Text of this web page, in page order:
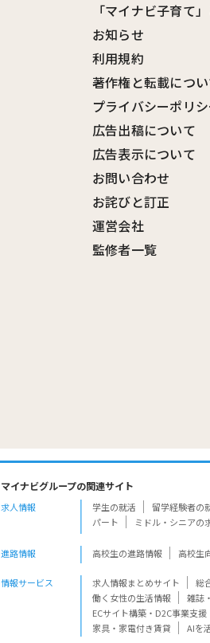
「マイナビ子育て
お知らせ
利用規約
著作権と転載につ
プライバシーポリ
広告出稿について
広告表示について
お問い合わせ
お詫びと訂正
運営会社
監修者一覧
マイナビグループの関連サイト
求人情報 学生の就活 留学経験者の
パート
ミドル・シニアの
進路情報 高校生の進路情報 高校生
情報サービス 求人情報まとめサイト 総
働く女性の生活情報
雑誌
ECサイト構築・D2C事業支援
家具・家電付き賃貸
AIを